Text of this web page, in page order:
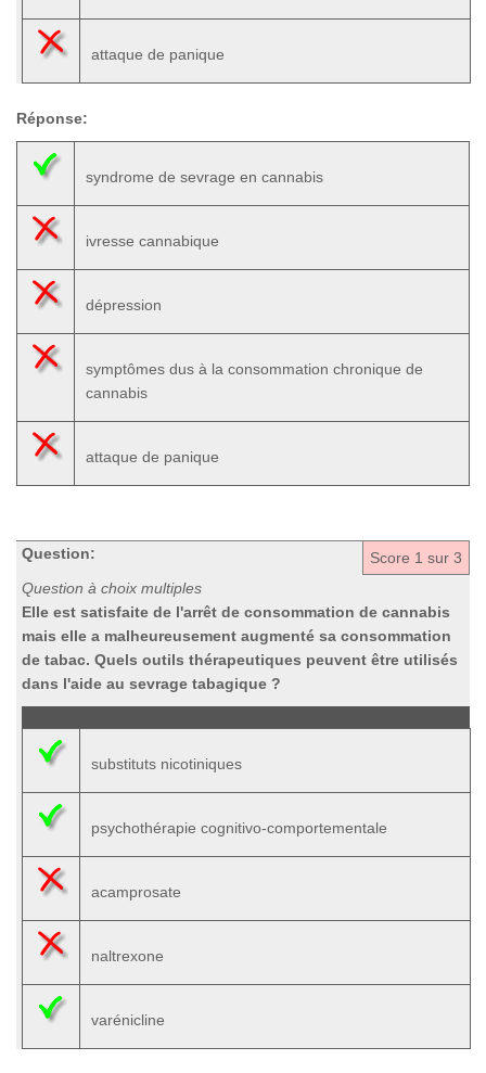
attaque de panique
Réponse:
syndrome de sevrage en cannabis
ivresse cannabique
dépression
symptômes dus à la consommation chronique de
cannabis
attaque de panique
Score 1 sur 3
Question:
Question à choix multiples
Elle est satisfaite de l'arrêt de consommation de cannabis
mais elle a malheureusement augmenté sa consommation
de tabac. Quels outils thérapeutiques peuvent être utilisés
dans l'aide au sevrage tabagique ?
substituts nicotiniques
psychothérapie cognitivo-comportementale
acamprosate
naltrexone
varénicline